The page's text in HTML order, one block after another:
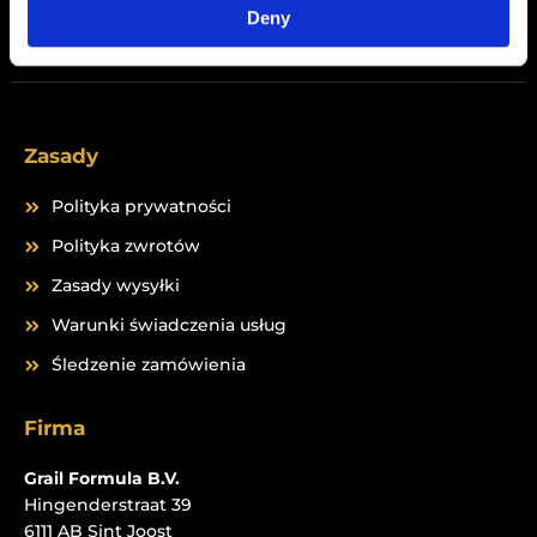
Deny
Zasady
Polityka prywatności
Polityka zwrotów
Zasady wysyłki
Warunki świadczenia usług
Śledzenie zamówienia
Firma
Grail Formula B.V.
Hingenderstraat 39
6111 AB Sint Joost